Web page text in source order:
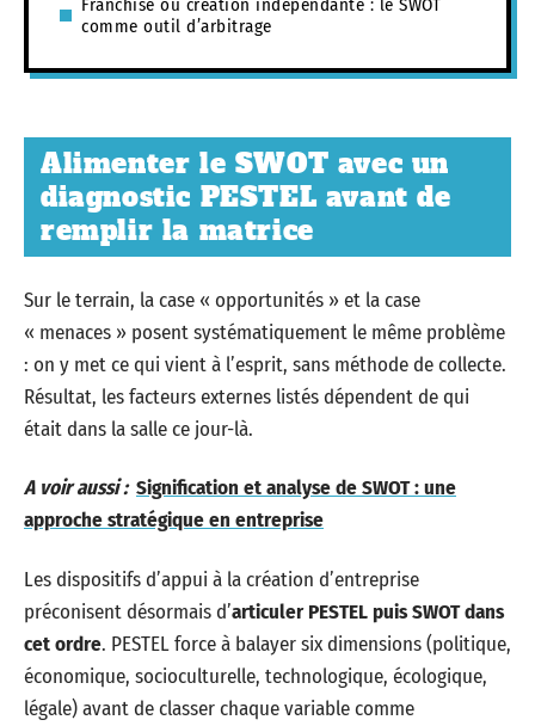
comme outil d’arbitrage
Alimenter le SWOT avec un
diagnostic PESTEL avant de
remplir la matrice
Sur le terrain, la case « opportunités » et la case
« menaces » posent systématiquement le même problème
: on y met ce qui vient à l’esprit, sans méthode de collecte.
Résultat, les facteurs externes listés dépendent de qui
était dans la salle ce jour-là.
A voir aussi : Signification et analyse de SWOT : une
approche stratégique en entreprise
Les dispositifs d’appui à la création d’entreprise
préconisent désormais d’articuler PESTEL puis SWOT dans
cet ordre. PESTEL force à balayer six dimensions (politique,
économique, socioculturelle, technologique, écologique,
légale) avant de classer chaque variable comme